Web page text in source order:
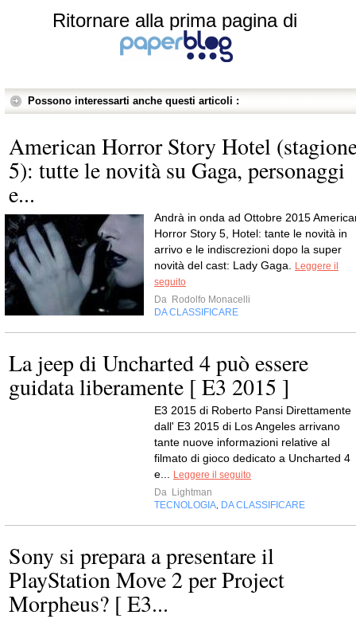
Ritornare alla prima pagina di
Possono interessarti anche questi articoli :
American Horror Story Hotel
5): tutte le novità su Gaga, personaggi
e...
Andrà in onda ad Ottobre 2015
Horror Story 5, Hotel: tante le novità in
arrivo e le indiscrezioni dopo la super
novità del cast: Lady Gaga.
Leggere il
seguito
Da Rodolfo Monacelli
DA CLASSIFICARE
La jeep di Uncharted 4 può essere
guidata liberamente [ E3 2015 ]
E3 2015 di Roberto Pansi Direttamente
dall' E3 2015 di Los Angeles arrivano
tante nuove informazioni relative al
filmato di gioco dedicato a Uncharted 4
e...
Leggere il seguito
Da Lightman
TECNOLOGIA DA CLASSIFICARE
Sony si prepara a presentare il
PlayStation Move 2 per Project
Morpheus? [ E3...